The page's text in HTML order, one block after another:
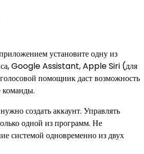
установите одну из
Google Assistant, Apple Siri (для
помощник даст возможность
команды.
создать аккаунт. Управлять
одной из программ. Не
системой одновременно из двух